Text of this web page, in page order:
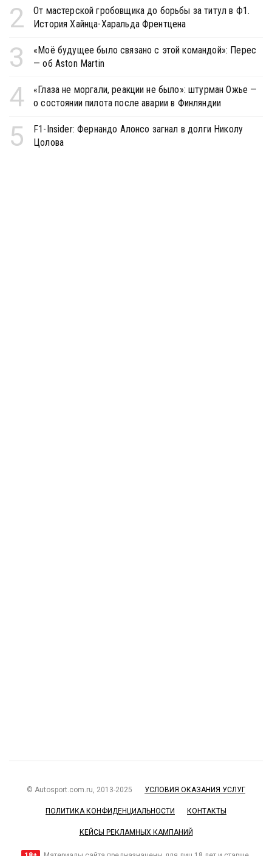
2
От мастерской гробовщика до борьбы за титул в Ф1.
История Хайнца-Харальда Френтцена
3
«Моё будущее было связано с этой командой»: Перес
— об Aston Martin
4
«Глаза не моргали, реакции не было»: штурман Ожье —
о состоянии пилота после аварии в Финляндии
5
F1-Insider: Фернандо Алонсо загнал в долги Николу
Цолова
© Autosport.com.ru, 2013-2025 УСЛОВИЯ ОКАЗАНИЯ УСЛУГ
ПОЛИТИКА КОНФИДЕНЦИАЛЬНОСТИ КОНТАКТЫ
КЕЙСЫ РЕКЛАМНЫХ КАМПАНИЙ